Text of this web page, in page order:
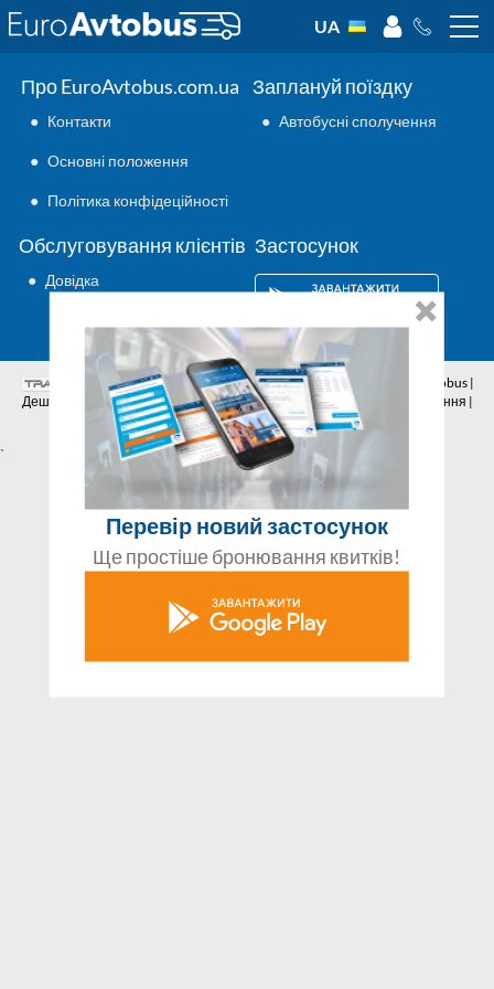
UA
Про EuroAvtobus.com.ua
● Контакти
● Основні положення
● Політика конфідеційності
Заплануй поїздку
● Автобусні сполучення
Обслуговування клієнтів
● Довідка
Застосунок
Аутсорсинг ІТ © 2026 | Всі права захищено | EuroAvtobus |
Дешеві автобусні квитки онлайн | Внутрішні та міжнародні перевезення |
Автобусні сполучення | Подорожі автобусами
`
Перевір новий застосунок
Ще простіше бронювання квитків!